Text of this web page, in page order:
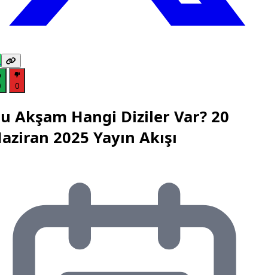
0
Akşam Hangi Diziler Var? 20
2025 Yayın Akışı